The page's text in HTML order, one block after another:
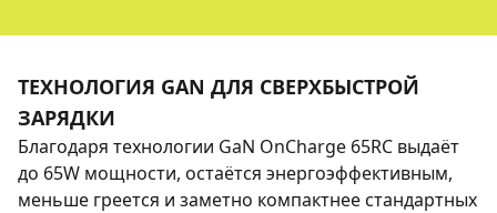
ТЕХНОЛОГИЯ GAN ДЛЯ СВЕРХБЫСТРОЙ
ЗАРЯДКИ
Благодаря технологии GaN OnCharge 65RC выдаёт
до 65W мощности, остаётся энергоэффективным,
меньше греется и заметно компактнее стандартных